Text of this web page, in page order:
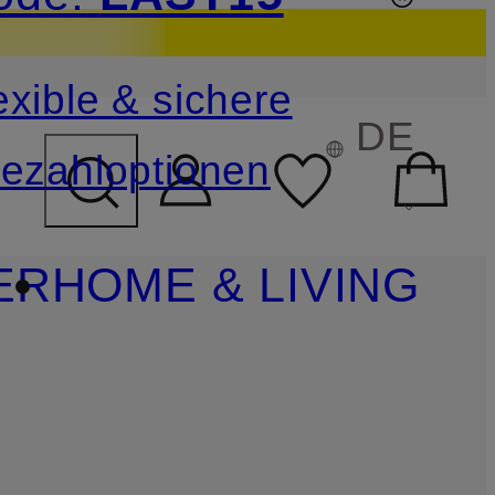
ÜBERSPRINGEN
& sichere
DE
HOME & LIVING